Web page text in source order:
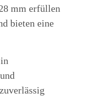
mm erfüllen
bieten eine